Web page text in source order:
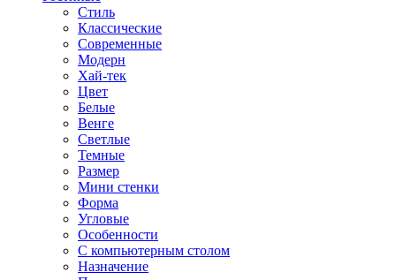
Стиль
Классические
Современные
Модерн
Хай-тек
Цвет
Белые
Венге
Светлые
Темные
Размер
Мини стенки
Форма
Угловые
Особенности
С компьютерным столом
Назначение